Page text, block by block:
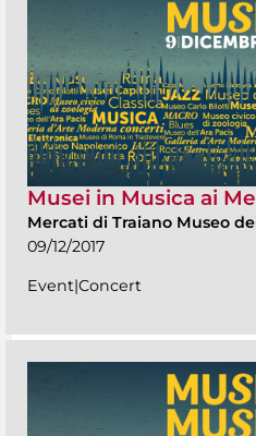
Musei in Musica ai
Mercati di Traiano Museo
09/12/2017
Event|Concert